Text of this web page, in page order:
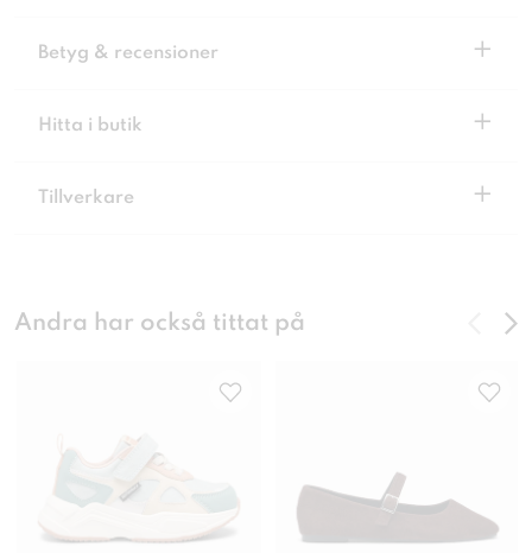
Betyg & recensioner +
Hitta i butik +
Tillverkare +
Andra har också tittat på